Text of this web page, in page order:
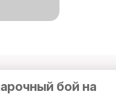
бой на